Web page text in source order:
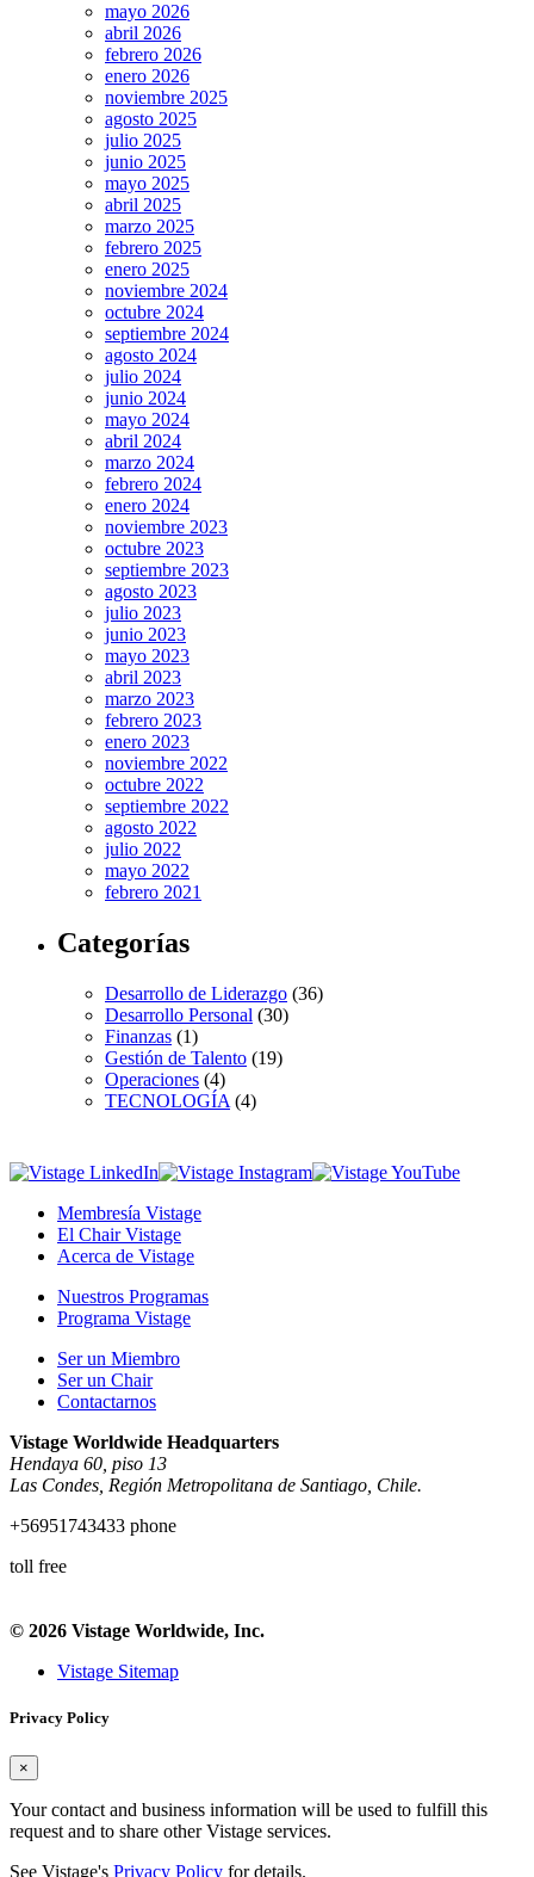
mayo 2026
abril 2026
febrero 2026
enero 2026
noviembre 2025
agosto 2025
julio 2025
junio 2025
mayo 2025
abril 2025
marzo 2025
febrero 2025
enero 2025
noviembre 2024
octubre 2024
septiembre 2024
agosto 2024
julio 2024
junio 2024
mayo 2024
abril 2024
marzo 2024
febrero 2024
enero 2024
noviembre 2023
octubre 2023
septiembre 2023
agosto 2023
julio 2023
junio 2023
mayo 2023
abril 2023
marzo 2023
febrero 2023
enero 2023
noviembre 2022
octubre 2022
septiembre 2022
agosto 2022
julio 2022
mayo 2022
febrero 2021
Categorías
Desarrollo de Liderazgo (36)
Desarrollo Personal (30)
Finanzas (1)
Gestión de Talento (19)
Operaciones (4)
TECNOLOGÍA (4)
Membresía Vistage
El Chair Vistage
Acerca de Vistage
Nuestros Programas
Programa Vistage
Ser un Miembro
Ser un Chair
Contactarnos
Vistage Worldwide Headquarters
Hendaya 60, piso 13
Las Condes, Región Metropolitana de Santiago, Chile.
+56951743433 phone
toll free
© 2026 Vistage Worldwide, Inc.
Vistage Sitemap
Privacy Policy
×
Your contact and business information will be used to fulfill this
request and to share other Vistage services.
See Vistage's Privacy Policy for details.